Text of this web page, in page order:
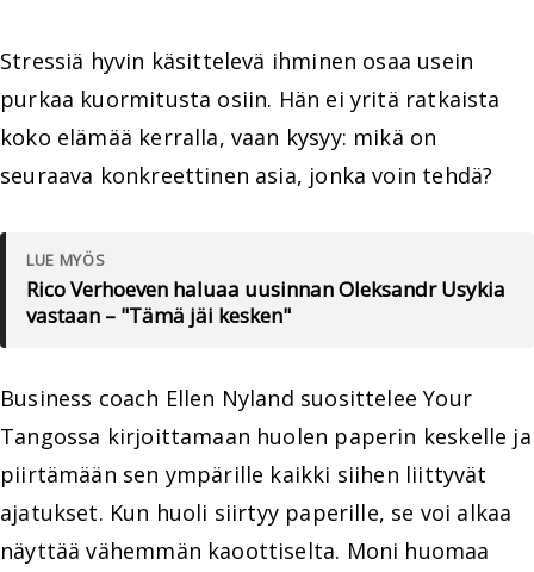
Stressiä hyvin käsittelevä ihminen osaa usein
purkaa kuormitusta osiin. Hän ei yritä ratkaista
koko elämää kerralla, vaan kysyy: mikä on
seuraava konkreettinen asia, jonka voin tehdä?
LUE MYÖS
Rico Verhoeven haluaa uusinnan Oleksandr Usykia
vastaan – "Tämä jäi kesken"
Business coach Ellen Nyland suosittelee Your
Tangossa kirjoittamaan huolen paperin keskelle ja
piirtämään sen ympärille kaikki siihen liittyvät
ajatukset. Kun huoli siirtyy paperille, se voi alkaa
näyttää vähemmän kaoottiselta. Moni huomaa